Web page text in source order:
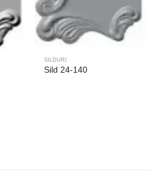
SILDURI
Sild 24-140